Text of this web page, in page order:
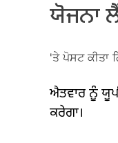
ਯੋਜਨਾ
'ਤੇ ਪੋਸਟ ਕੀਤਾ
ਐਤਵਾਰ ਨੂੰ
ਕਰੇਗਾ।